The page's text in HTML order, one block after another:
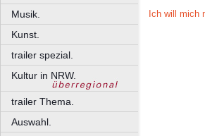
Musik.
Kunst.
trailer spezial.
Kultur in NRW.
trailer Thema.
Auswahl.
Ich will mich